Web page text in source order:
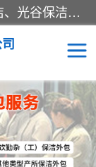
专业提供光谷物业保洁、关谷日常保洁、光谷保洁外包及武汉其他城区的单位日常保洁 武汉德聚和物业管理有限公司致力于打造中国专业物业保洁服务、日常保洁及其他保洁清洗外包服务。自公司成立以来提倡以先进的物业管理理念和模式经营，谋篇布局，以“至诚服务、精益求精、规范管理、锐意拓新”为质量方针，强化内部管理，为业主提供专业化、标准化和精细化的全方位物业服务，管理服务水平得到了广大业主和业内人士的一致好评。